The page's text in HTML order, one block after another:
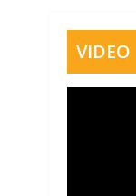
VIDEO